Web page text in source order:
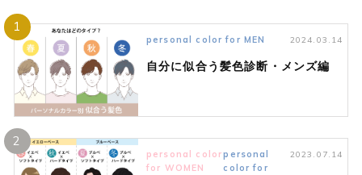
1
personal color for MEN 2024.03.14
自分に似合う髪色診断・メンズ編
2
personal color
for WOMEN
personal
color for
2023.07.14